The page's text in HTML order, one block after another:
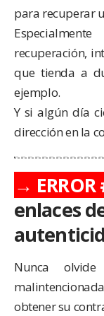
para recuperar
recuperación,
que tienda a
ejemplo.
Y si algún día
dirección en la
→ ERROR
enlaces
Nunca
obtener su